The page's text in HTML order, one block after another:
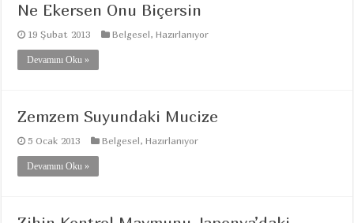
Ne Ekersen Onu Biçersin
19 Şubat 2013 Belgesel,Hazırlanıyor
Devamını Oku »
Zemzem Suyundaki Mucize
5 Ocak 2013 Belgesel,Hazırlanıyor
Devamını Oku »